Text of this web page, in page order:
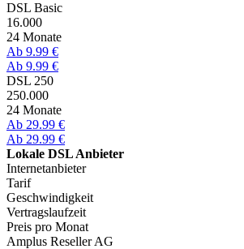
DSL Basic
16.000
24 Monate
Ab 9.99 €
Ab 9.99 €
DSL 250
250.000
24 Monate
Ab 29.99 €
Ab 29.99 €
Lokale DSL Anbieter
Internetanbieter
Tarif
Geschwindigkeit
Vertragslaufzeit
Preis pro Monat
Amplus Reseller AG